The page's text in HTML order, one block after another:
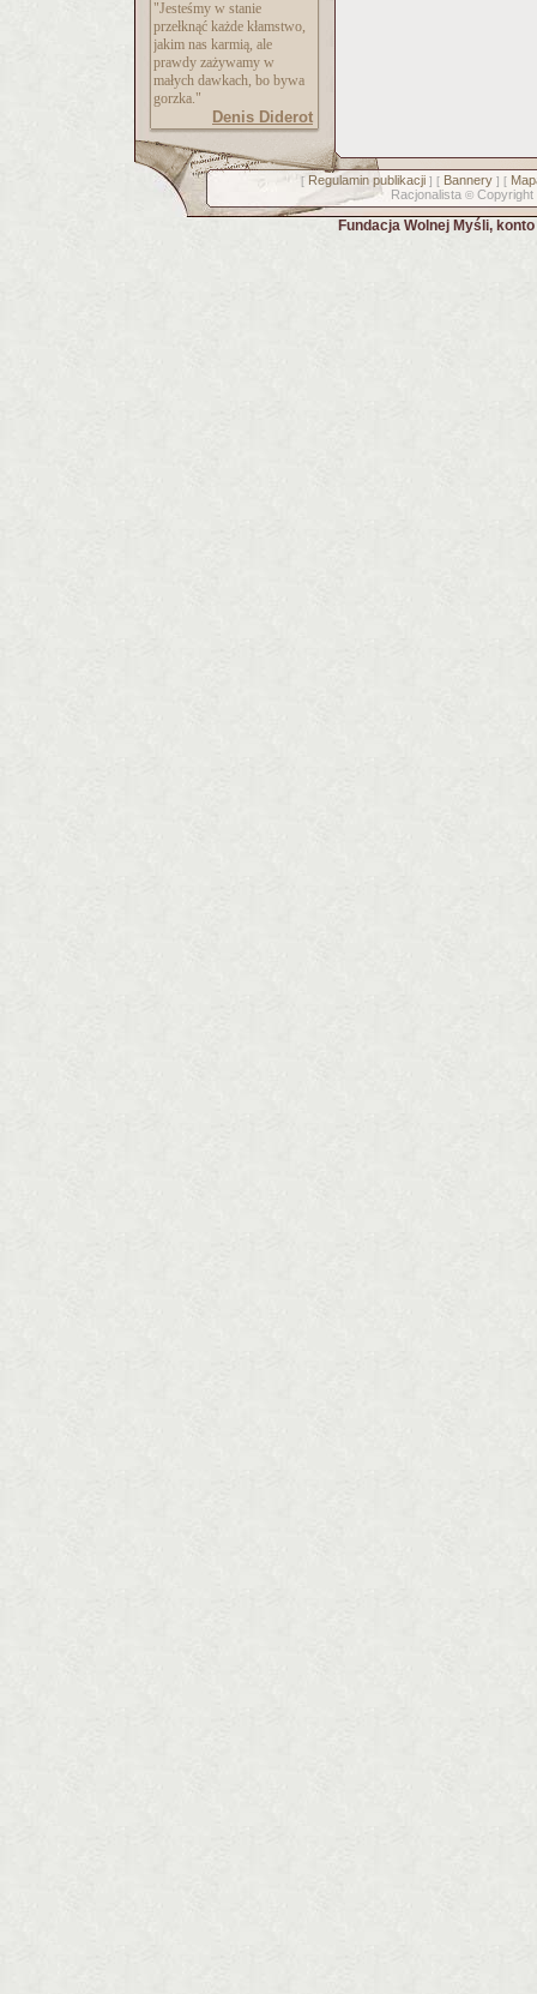
"Jesteśmy w stanie
przełknąć każde kłamstwo,
jakim nas karmią, ale
prawdy zażywamy w
małych dawkach, bo bywa
gorzka."
Denis Diderot
[ Regulamin publikacji] [ Bannery] [
Racjonalista © Copyright
Fundacja Wolnej Myśli,